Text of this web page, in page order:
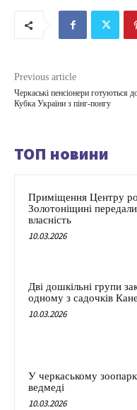
Previous article
Черкаські пенсіонери готуються
Кубка України з пінг-понгу
ТОП новини
Приміщення Центру
Золотоніщині
власність
10.03.2026
Дві дошкільні групи
одному з садочків
10.03.2026
У черкаському
ведмеді
10.03.2026